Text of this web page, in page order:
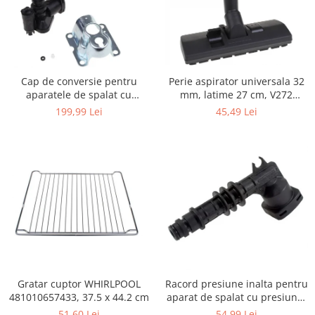
Igiena si ingrijire
Jucarii si Jocuri
Petshop
Accesorii animale de companie
Acvaristica
Castroane si adapatori animale
companie
Zgarzi, lese si hamuri
PC, Periferice & Software
Componente PC
Consumabile
Periferice PC
Cap de conversie pentru
aparatele de spalat cu
presiune KARCHER K
199,99 Lei
Perie aspirator universala 32
mm, latime 27 cm, V272
ECONOMY
45,49 Lei
Gratar cuptor WHIRLPOOL
481010657433, 37.5 x 44.2 cm
Racord presiune inalta pentru
aparat de spalat cu presiune,
KARCHER 9.013-355.0, K4/K5